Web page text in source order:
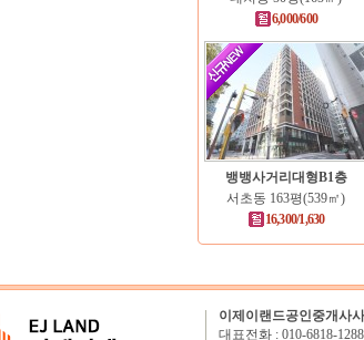
6,000/600
뱅뱅사거리대형B1층
서초동 163평(539㎡)
16,300/1,630
이제이랜드공인중개사
대표전화 : 010-6818-